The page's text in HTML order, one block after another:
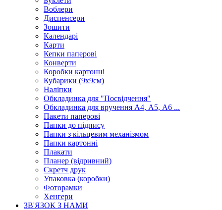
Воблери
Диспенсери
Зошити
Календарі
Карти
Кепки паперові
Конверти
Коробки картонні
Кубарики (9х9см)
Наліпки
Обкладинка для "Посвідчення"
Обкладинка для вручення А4, А5, А6 ...
Пакети паперові
Папки до підпису
Папки з кільцевим механізмом
Папки картонні
Плакати
Планер (відривний)
Скретч друк
Упаковка (коробки)
Фоторамки
Хенгери
ЗВ'ЯЗОК З НАМИ